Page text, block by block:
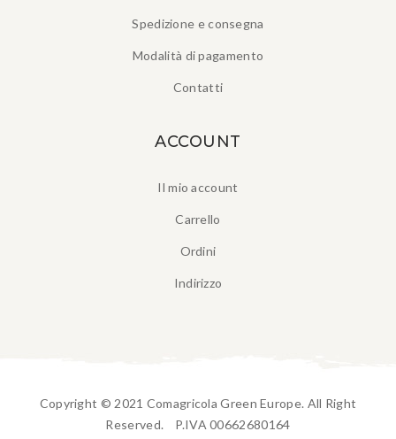
Spedizione e consegna
Modalità di pagamento
Contatti
ACCOUNT
Il mio account
Carrello
Ordini
Indirizzo
Copyright © 2021 Comagricola Green Europe. All Right
Reserved. P.IVA 00662680164